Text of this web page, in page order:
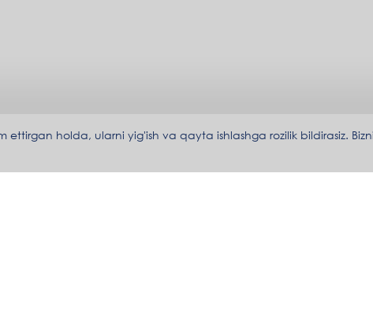
holda, ularni yig'ish va qayta ishlashga rozilik bildirasiz.